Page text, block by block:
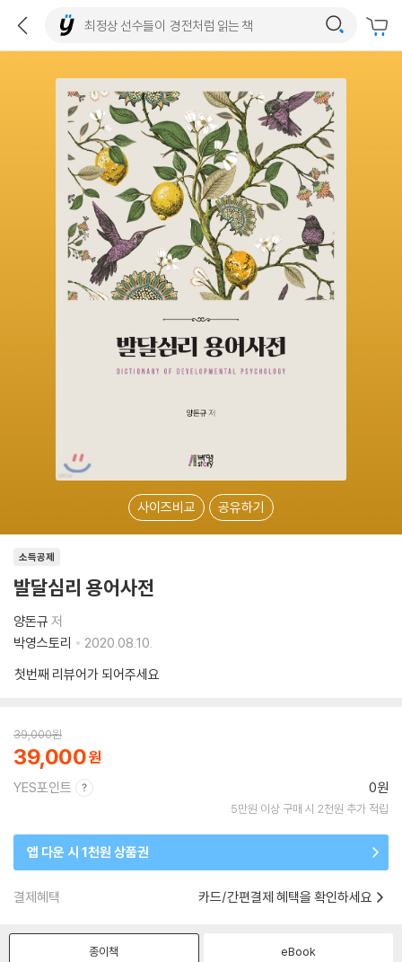
사이즈비교 공유하기
소득공제
발달심리 용어사전
양돈규 저
박영스토리
2020.08.10.
첫번째 리뷰어가 되어주세요
39,000원
39,000
YES포인트 0원
5만원 이상 구매 시 2천원 추가 적립
앱 다운 시 1천원 상품권
결제혜택 카드/간편결제 혜택을 확인하세요
종이책 eBook